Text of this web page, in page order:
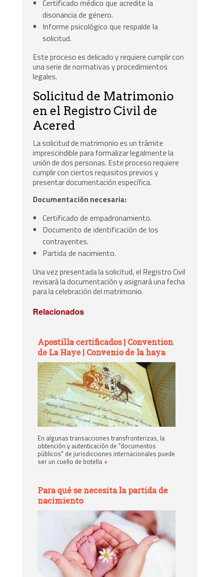
Certificado médico que acredite la
disonancia de género.
Informe psicológico que respalde la
solicitud.
Este proceso es delicado y requiere cumplir con
una serie de normativas y procedimientos
legales.
Solicitud de Matrimonio
en el Registro Civil de
Acered
La solicitud de matrimonio es un trámite
imprescindible para formalizar legalmente la
unión de dos personas. Este proceso requiere
cumplir con ciertos requisitos previos y
presentar documentación específica.
Documentación necesaria:
Certificado de empadronamiento.
Documento de identificación de los
contrayentes.
Partida de nacimiento.
Una vez presentada la solicitud, el Registro Civil
revisará la documentación y asignará una fecha
para la celebración del matrimonio.
Relacionados
Apostilla certificados | Convention
de La Haye | Convenio de la haya
En algunas transacciones transfronterizas, la
obtención y autenticación de "documentos
públicos" de jurisdicciones internacionales puede
ser un cuello de botella +
Para qué se necesita la partida de
nacimiento